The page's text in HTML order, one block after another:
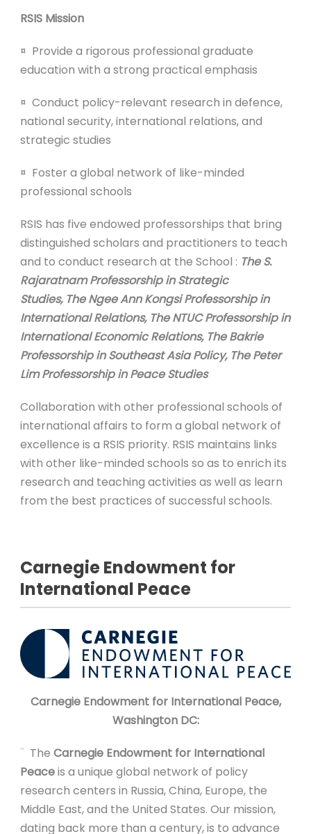
RSIS Mission
¤ Provide a rigorous professional graduate
education with a strong practical emphasis
¤ Conduct policy-relevant research in defence,
national security, international relations, and
strategic studies
¤ Foster a global network of like-minded
professional schools
RSIS has five endowed professorships that bring
distinguished scholars and practitioners to teach
and to conduct research at the School : The S.
Rajaratnam Professorship in Strategic
Studies, The Ngee Ann Kongsi Professorship in
International Relations, The NTUC Professorship in
International Economic Relations, The Bakrie
Professorship in Southeast Asia Policy, The Peter
Lim Professorship in Peace Studies
Collaboration with other professional schools of
international affairs to form a global network of
excellence is a RSIS priority. RSIS maintains links
with other like-minded schools so as to enrich its
research and teaching activities as well as learn
from the best practices of successful schools.
Carnegie Endowment for
International Peace
Carnegie Endowment for International Peace,
Washington DC:
¨ The Carnegie Endowment for International
Peaceis a unique global network of policy
research centers in Russia, China, Europe, the
Middle East, and the United States. Our mission,
dating back more than a century, is to advance